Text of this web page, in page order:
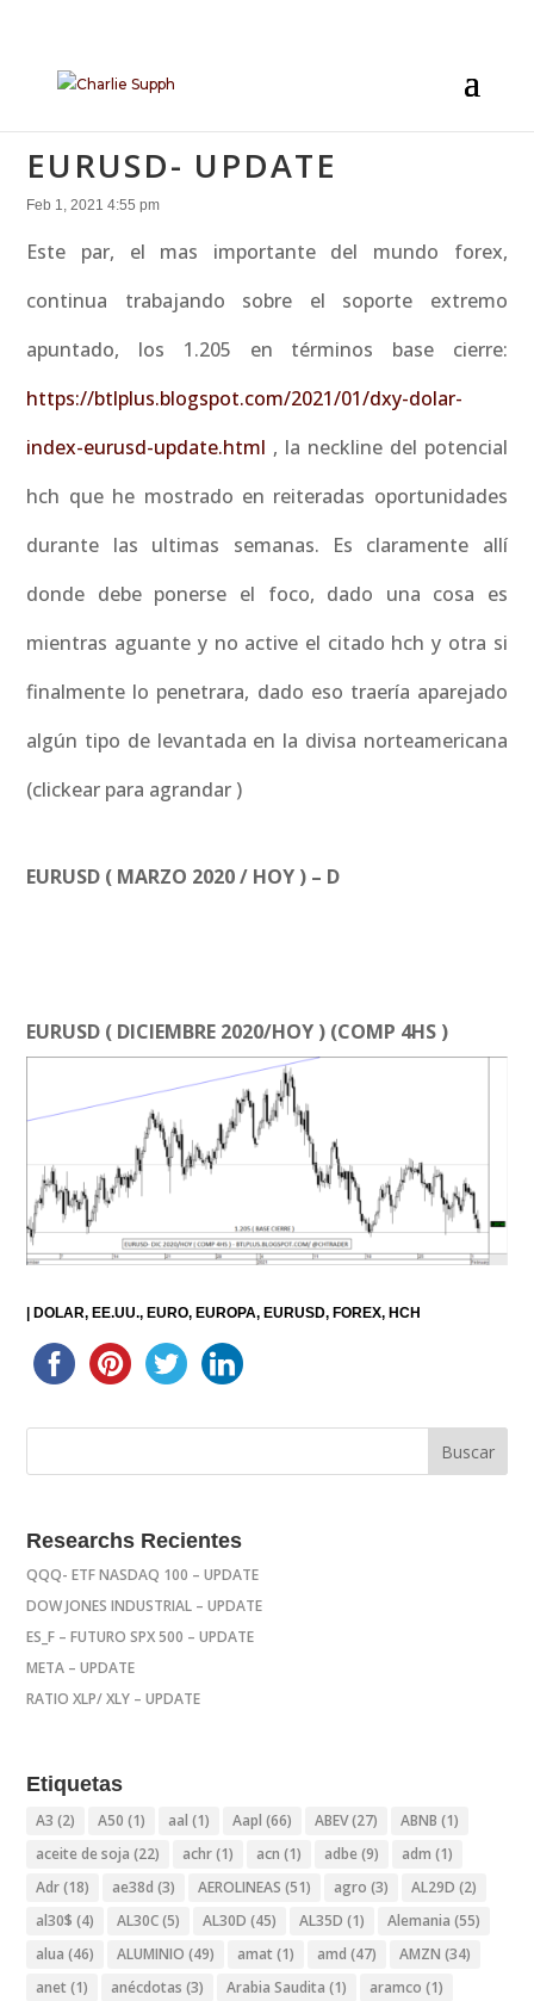
EURUSD- UPDATE
Feb 1, 2021 4:55 pm
Este par, el mas importante del mundo forex,
continua trabajando sobre el soporte extremo
apuntado, los 1.205 en términos base cierre:
https://btlplus.blogspot.com/2021/01/dxy-dolar-
index-eurusd-update.html , la neckline del potencial
hch que he mostrado en reiteradas oportunidades
durante las ultimas semanas. Es claramente allí
donde debe ponerse el foco, dado una cosa es
mientras aguante y no active el citado hch y otra si
finalmente lo penetrara, dado eso traería aparejado
algún tipo de levantada en la divisa norteamericana
(clickear para agrandar )
EURUSD ( MARZO 2020 / HOY ) – D
EURUSD ( DICIEMBRE 2020/HOY ) (COMP 4HS )
|DOLAR EE.UU. EURO EUROPA EURUSD FOREX HCH
Researchs Recientes
QQQ- ETF NASDAQ 100 – UPDATE
DOW JONES INDUSTRIAL – UPDATE
ES_F – FUTURO SPX 500 – UPDATE
META – UPDATE
RATIO XLP/ XLY – UPDATE
Etiquetas
A3 (2) A50 (1) aal (1) Aapl (66) ABEV(27) ABNB (1)
aceite de soja (22) achr(1) acn (1) adbe (9) adm (1)
Adr(18) ae38d (3) AEROLINEAS (51) agro (3) AL29D (2)
al30$ (4) AL30C(5) AL30D (45) AL35D (1) Alemania (55)
alua (46) ALUMINIO (49) amat (1) amd (47) AMZN (34)
anet (1) anécdotas (3) Arabia Saudita (1) aramco (1)